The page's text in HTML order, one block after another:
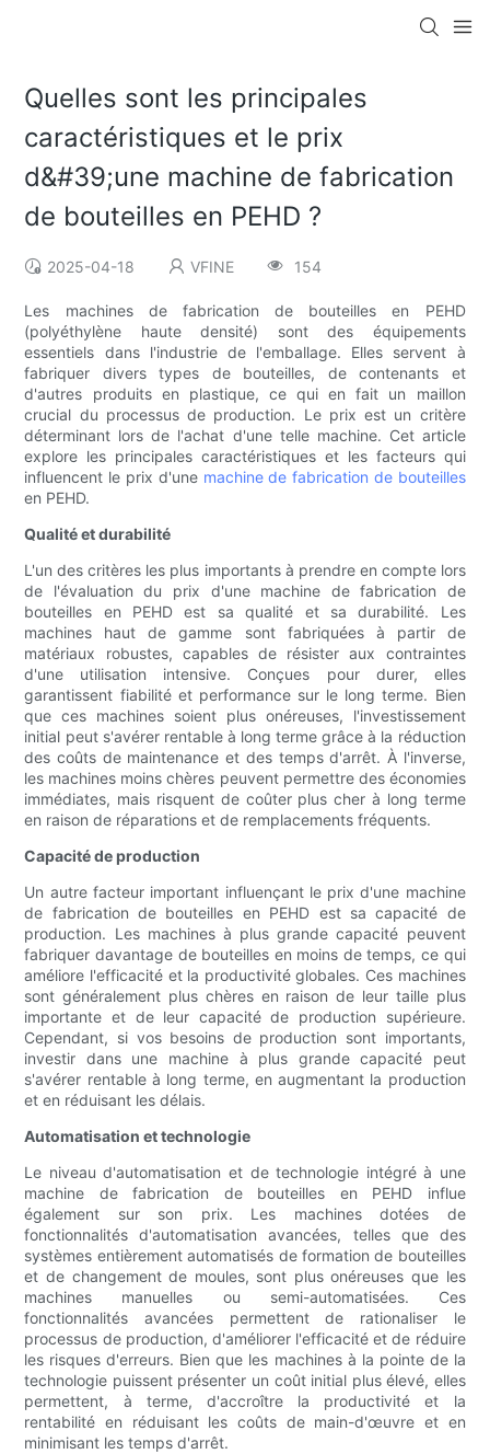
Quelles sont les principales
caractéristiques et le prix
d&#39;une machine de fabrication
de bouteilles en PEHD ?
2025-04-18 VFINE 154
Les machines de fabrication de bouteilles en PEHD
(polyéthylène haute densité) sont des équipements
essentiels dans l'industrie de l'emballage. Elles servent à
fabriquer divers types de bouteilles, de contenants et
d'autres produits en plastique, ce qui en fait un maillon
crucial du processus de production. Le prix est un critère
déterminant lors de l'achat d'une telle machine. Cet article
explore les principales caractéristiques et les facteurs qui
influencent le prix d'une machine de fabrication de bouteilles
en PEHD.
Qualité et durabilité
L'un des critères les plus importants à prendre en compte lors
de l'évaluation du prix d'une machine de fabrication de
bouteilles en PEHD est sa qualité et sa durabilité. Les
machines haut de gamme sont fabriquées à partir de
matériaux robustes, capables de résister aux contraintes
d'une utilisation intensive. Conçues pour durer, elles
garantissent fiabilité et performance sur le long terme. Bien
que ces machines soient plus onéreuses, l'investissement
initial peut s'avérer rentable à long terme grâce à la réduction
des coûts de maintenance et des temps d'arrêt. À l'inverse,
les machines moins chères peuvent permettre des économies
immédiates, mais risquent de coûter plus cher à long terme
en raison de réparations et de remplacements fréquents.
Capacité de production
Un autre facteur important influençant le prix d'une machine
de fabrication de bouteilles en PEHD est sa capacité de
production. Les machines à plus grande capacité peuvent
fabriquer davantage de bouteilles en moins de temps, ce qui
améliore l'efficacité et la productivité globales. Ces machines
sont généralement plus chères en raison de leur taille plus
importante et de leur capacité de production supérieure.
Cependant, si vos besoins de production sont importants,
investir dans une machine à plus grande capacité peut
s'avérer rentable à long terme, en augmentant la production
et en réduisant les délais.
Automatisation et technologie
Le niveau d'automatisation et de technologie intégré à une
machine de fabrication de bouteilles en PEHD influe
également sur son prix. Les machines dotées de
fonctionnalités d'automatisation avancées, telles que des
systèmes entièrement automatisés de formation de bouteilles
et de changement de moules, sont plus onéreuses que les
machines manuelles ou semi-automatisées. Ces
fonctionnalités avancées permettent de rationaliser le
processus de production, d'améliorer l'efficacité et de réduire
les risques d'erreurs. Bien que les machines à la pointe de la
technologie puissent présenter un coût initial plus élevé, elles
permettent, à terme, d'accroître la productivité et la
rentabilité en réduisant les coûts de main-d'œuvre et en
minimisant les temps d'arrêt.